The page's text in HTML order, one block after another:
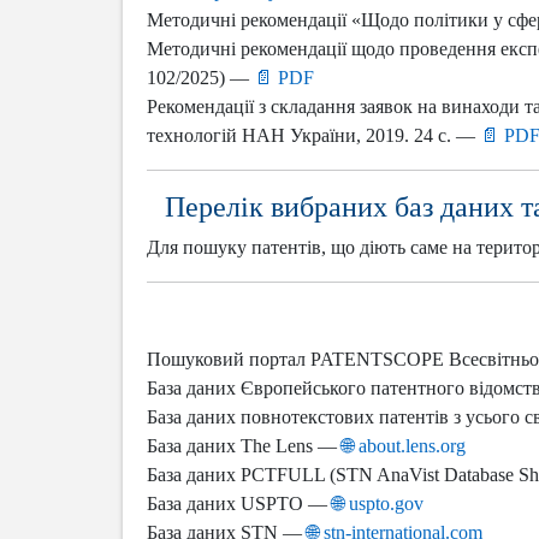
Лук'янової
Оголошення
Про
Положення
громадських
про небезпеку
Статут НАН
Оголошення
Виборча
Звернення до
директора
Статут НАН
Постанова
Постанова
Scopus та
Scopus
Навчальні
"Цитологія
"Вивчення
К.П. Ганіна,
"Біотерапія.
речовини"
Ю.О.
Наша історія
Створення та
Наші лауреати
Методичні
освітніх
Громадське
Рада
Рада
Результати
Методичні рекомендації «Щодо політики у
Методичні рекомендації щодо проведення
102/2025) — 📄 PDF
Рекомендації з складання заявок на винаходи
технологій НАН України, 2019. 24 с. — 📄 PDF
Перелік вибраних баз даних
Для пошуку патентів, що діють саме на
Пошуковий портал PATENTSCOPE
База даних Європейського патентного
База даних повнотекстових патентів з
База даних The Lens —🌐 about.lens.org
База даних PCTFULL (STN AnaVist Database
База даних USPTO —🌐 uspto.gov
База даних STN —🌐 stn-international.com